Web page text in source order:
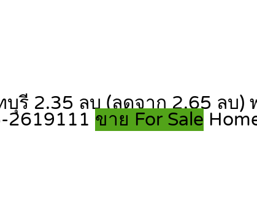
รี 2.35 ลบ (ลดจาก 2.65 ลบ)
2619111 ขาย For Sale